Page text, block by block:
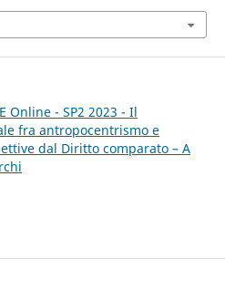
Online - SP2 2023 - Il
fra antropocentrismo e
dal Diritto comparato – A